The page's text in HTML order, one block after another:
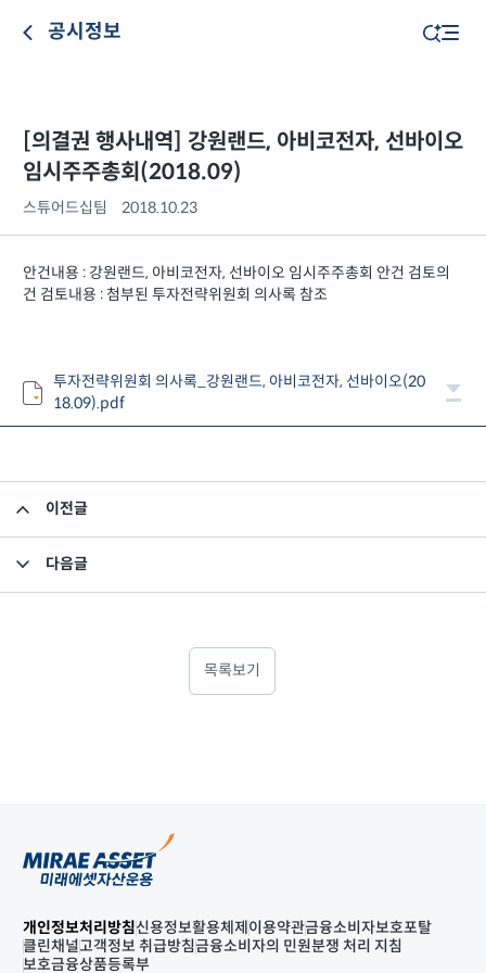
공시정보
[의결권 행사내역] 강원랜드, 아비코전자, 선바이오
임시주주총회(2018.09)
스튜어드십팀 2018.10.23
안건내용 : 강원랜드, 아비코전자, 선바이오 임시주주총회 안건 검토의
건 검토내용 : 첨부된 투자전략위원회 의사록 참조
투자전략위원회 의사록_강원랜드, 아비코전자, 선바이오(20
18.09).pdf
이전글
다음글
목록보기
개인정보처리방침신용정보활용체제 이용약관금융소비자보호포탈
클린채널고객정보 취급방침금융소비자의 민원분쟁 처리 지침
보호금융상품등록부